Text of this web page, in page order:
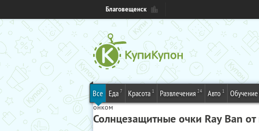
Благовещенск
Все Еда 7 Красота 1 Развлечения 24 Авто 1 Обучение
онком
Солнцезащитные очки Ray Ban